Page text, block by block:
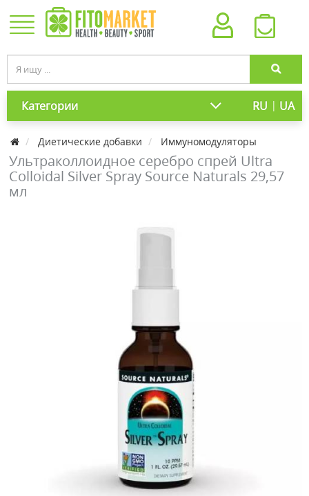
Категории RU | UA
Диетические добавки Иммуномодуляторы
Ультраколлоидное серебро спрей Ultra
Colloidal Silver Spray Source Naturals 29,57
мл